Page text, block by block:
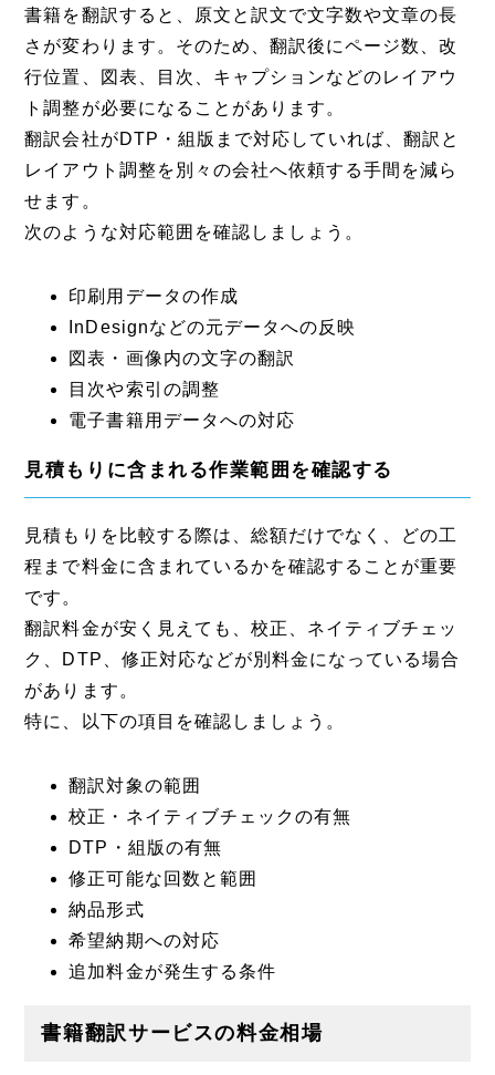
書籍を翻訳すると、原文と訳文で文字数や文章の長
さが変わります。そのため、翻訳後にページ数、改
行位置、図表、目次、キャプションなどのレイアウ
ト調整が必要になることがあります。
翻訳会社がDTP・組版まで対応していれば、翻訳と
レイアウト調整を別々の会社へ依頼する手間を減ら
せます。
次のような対応範囲を確認しましょう。
印刷用データの作成
InDesignなどの元データへの反映
図表・画像内の文字の翻訳
目次や索引の調整
電子書籍用データへの対応
見積もりに含まれる作業範囲を確認する
見積もりを比較する際は、総額だけでなく、どの工
程まで料金に含まれているかを確認することが重要
です。
翻訳料金が安く見えても、校正、ネイティブチェッ
ク、DTP、修正対応などが別料金になっている場合
があります。
特に、以下の項目を確認しましょう。
翻訳対象の範囲
校正・ネイティブチェックの有無
DTP・組版の有無
修正可能な回数と範囲
納品形式
希望納期への対応
追加料金が発生する条件
書籍翻訳サービスの料金相場